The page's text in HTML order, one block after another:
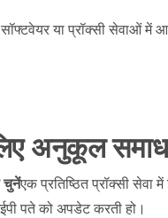
सॉफ्टवेयर या प्रॉक्सी सेवाओं में
अनुकूल
चुनेंएक प्रतिष्ठित प्रॉक्सी सेवा
पते को अपडेट करती हो।